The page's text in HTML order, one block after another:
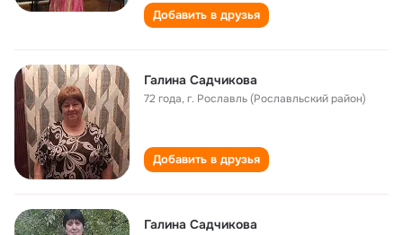
Добавить в друзья
Галина Садчикова
72 года,г. Рославль (Рославльский район)
Добавить в друзья
Галина Садчикова